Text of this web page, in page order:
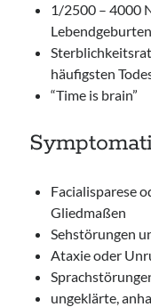
1/2500 – 4000
häufigsten
“Time is brain”
Facialisparese
Gliedmaßen
Sehstörungen
Ataxie oder
ungeklärte,